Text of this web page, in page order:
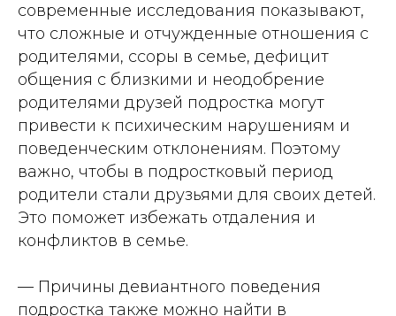
современные исследования показывают,
что сложные и отчужденные отношения с
родителями, ссоры в семье, дефицит
общения с близкими и неодобрение
родителями друзей подростка могут
привести к психическим нарушениям и
поведенческим отклонениям. Поэтому
важно, чтобы в подростковый период
родители стали друзьями для своих детей.
Это поможет избежать отдаления и
конфликтов в семье.
— Причины девиантного поведения
подростка также можно найти в